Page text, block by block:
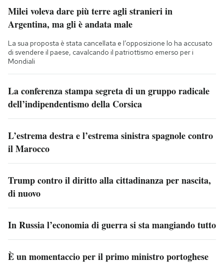
Milei voleva dare più terre agli stranieri in
Argentina, ma gli è andata male
La sua proposta è stata cancellata e l’opposizione lo ha accusato
di svendere il paese, cavalcando il patriottismo emerso per i
Mondiali
La conferenza stampa segreta di un gruppo radicale
dell’indipendentismo della Corsica
L’estrema destra e l’estrema sinistra spagnole contro
il Marocco
Trump contro il diritto alla cittadinanza per nascita,
di nuovo
In Russia l’economia di guerra si sta mangiando tutto
È un momentaccio per il primo ministro portoghese